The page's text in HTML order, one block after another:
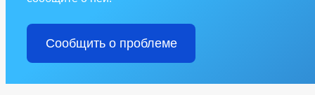
Сообщить о проблеме